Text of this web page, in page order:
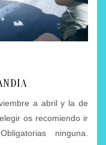
a abril y la de
os recomiendo ir
ninguna.